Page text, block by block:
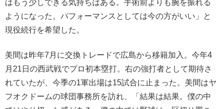
はもう少しできる気持ちはある。手術前よりも腕を振れる
ようになった。パフォーマンスとしては今の方がいい」と
現役続行を希望した。
美間は昨年7月に交換トレードで広島から移籍加入。今年4
月21日の西武戦でプロ初本塁打。右の強打者として期待さ
れていたが、今季の1軍出場は15試合に止まった。美間はヤ
フオクドームの球団事務所を訪れ、「結果は結果。僕の中